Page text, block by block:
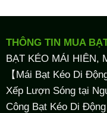
THÔNG TIN MUA
BẠT KÉO MÁI HIÊN,
【Mái Bạt Kéo Di
Xếp Lượn Sóng tại
Công Bạt Kéo Di